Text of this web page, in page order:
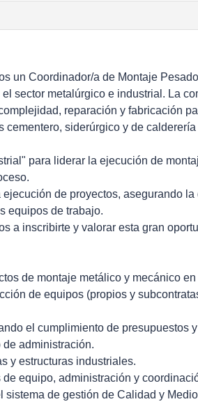
un Coordinador/a de Montaje
sector metalúrgico e industrial. La
reparación y fabricación
cementero, siderúrgico y de
para liderar la ejecución de
de proyectos, asegurando
equipos de trabajo.
a inscribirte y valorar esta gran
de montaje metálico y mecánico en
de equipos (propios y
el cumplimiento de presupuestos
administración.
y estructuras industriales.
equipo, administración y
de gestión de Calidad y